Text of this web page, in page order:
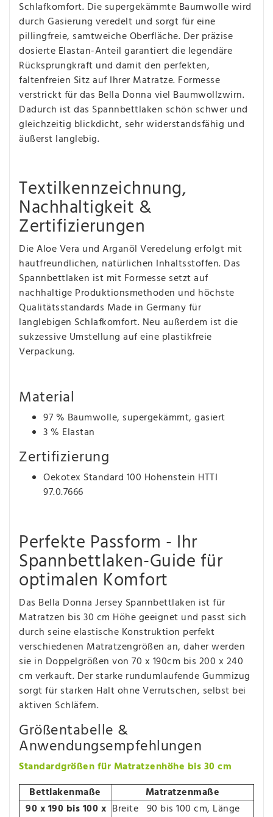
Schlafkomfort. Die supergekämmte Baumwolle wird
durch Gasierung veredelt und sorgt für eine
pillingfreie, samtweiche Oberfläche. Der präzise
dosierte Elastan-Anteil garantiert die legendäre
Rücksprungkraft und damit den perfekten,
faltenfreien Sitz auf Ihrer Matratze. Formesse
verstrickt für das Bella Donna viel Baumwollzwirn.
Dadurch ist das Spannbettlaken schön schwer und
gleichzeitig blickdicht, sehr widerstandsfähig und
äußerst langlebig.
Textilkennzeichnung,
Nachhaltigkeit &
Zertifizierungen
Die Aloe Vera und Arganöl Veredelung erfolgt mit
hautfreundlichen, natürlichen Inhaltsstoffen. Das
Spannbettlaken ist mit Formesse setzt auf
nachhaltige Produktionsmethoden und höchste
Qualitätsstandards Made in Germany für
langlebigen Schlafkomfort. Neu außerdem ist die
sukzessive Umstellung auf eine plastikfreie
Verpackung.
Material
97 % Baumwolle, supergekämmt, gasiert
3 % Elastan
Zertifizierung
Oekotex Standard 100 Hohenstein HTTI
97.0.7666
Perfekte Passform - Ihr
Spannbettlaken-Guide für
optimalen Komfort
Das Bella Donna Jersey Spannbettlaken ist für
Matratzen bis 30 cm Höhe geeignet und passt sich
durch seine elastische Konstruktion perfekt
verschiedenen Matratzengrößen an, daher werden
sie in Doppelgrößen von 70 x 190cm bis 200 x 240
cm verkauft. Der starke rundumlaufende Gummizug
sorgt für starken Halt ohne Verrutschen, selbst bei
aktiven Schläfern.
Größentabelle &
Anwendungsempfehlungen
Standardgrößen für Matratzenhöhe bis 30 cm
Bettlakenmaße
Matratzenmaße
90 x 190 bis 100 x Breite 90 bis 100 cm, Länge